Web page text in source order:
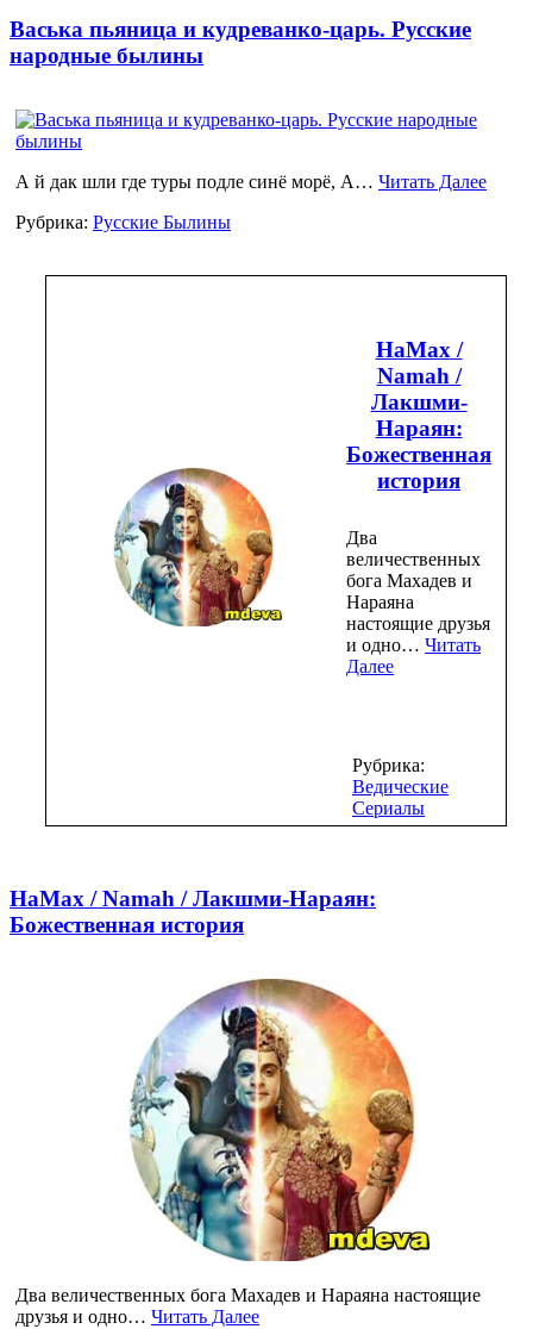
Васька пьяница и кудреванко-царь. Русские
народные былины
А й дак шли где туры подле синё морё, А… Читать Далее
Рубрика: Русские Былины
НаМах /
Namah /
Лакшми-
Нараян:
Божественная
история
Два
величественных
бога Махадев и
Нараяна
настоящие друзья
и одно… Читать
Далее
Рубрика:
Ведические
Сериалы
НаМах / Namah / Лакшми-Нараян:
Божественная история
Два величественных бога Махадев и Нараяна настоящие
друзья и одно… Читать Далее